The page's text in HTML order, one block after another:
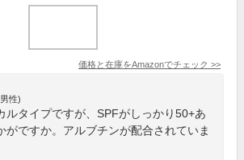
価格と在庫をAmazonでチェック >>
性)
ルタイプですが、SPFがしっかり50+あ
がですか。アルブチンが配合されていま